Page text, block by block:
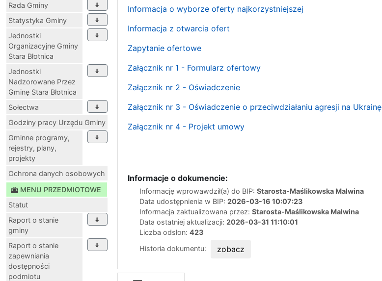
Rada Gminy
Statystyka Gminy
Jednostki
Organizacyjne Gminy
Stara Błotnica
Jednostki
Nadzorowane Przez
Gminę Stara Błotnica
Sołectwa
Godziny pracy Urzędu Gminy
Gminne programy,
rejestry, plany,
projekty
Ochrona danych osobowych
MENU PRZEDMIOTOWE
Statut
Raport o stanie
gminy
Raport o stanie
zapewniania
dostępności
podmiotu
Informacja o wyborze oferty najkorzystniejszej
Informacja z otwarcia ofert
Zapytanie ofertowe
Załącznik nr 1 - Formularz ofertowy
Załącznik nr 2 - Oświadczenie
Załącznik nr 3 - Oświadczenie o przeciwdziałaniu agresji na Ukrainę
Załącznik nr 4 - Projekt umowy
Informacje o dokumencie:
Informację wprowawdził(a) do BIP: Starosta-Maślikowska Malwina
Data udostępnienia w BIP: 2026-03-16 10:07:23
Informacja zaktualizowana przez: Starosta-Maślikowska Malwina
Data ostatniej aktualizacji: 2026-03-31 11:10:01
Liczba odsłon: 423
Historia dokumentu:
zobacz